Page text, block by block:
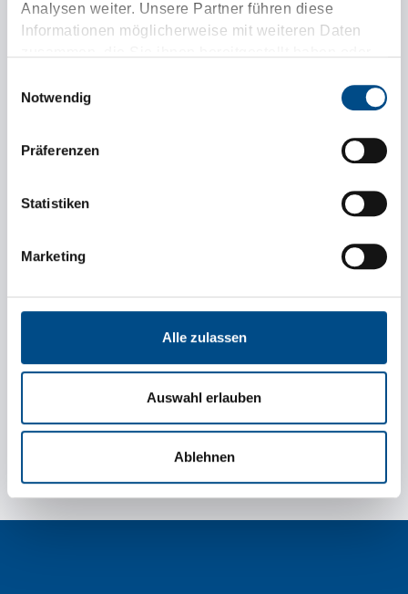
Analysen weiter. Unsere Partner führen diese
Informationen möglicherweise mit weiteren Daten
zusammen, die Sie ihnen bereitgestellt haben oder
gesammelt haben.
Notwendig
Präferenzen
Statistiken
Marketing
Alle zulassen
Auswahl erlauben
Ablehnen
Consegna addizionale
Tonnage (kg)
Loading metres
Esigenza speciale